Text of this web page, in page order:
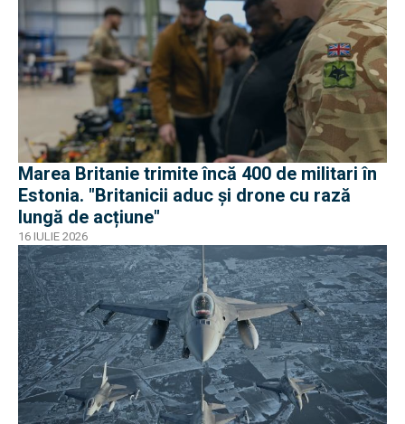
Marea Britanie trimite încă 400 de militari în
Estonia. "Britanicii aduc și drone cu rază
lungă de acțiune"
16 IULIE 2026